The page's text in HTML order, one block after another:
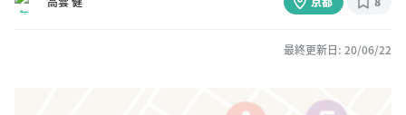
最終更新日: 20/06/22